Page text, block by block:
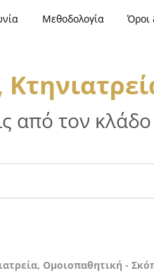
Μεθοδολογία Όροι
από τον
Ομοιοπαθητική -